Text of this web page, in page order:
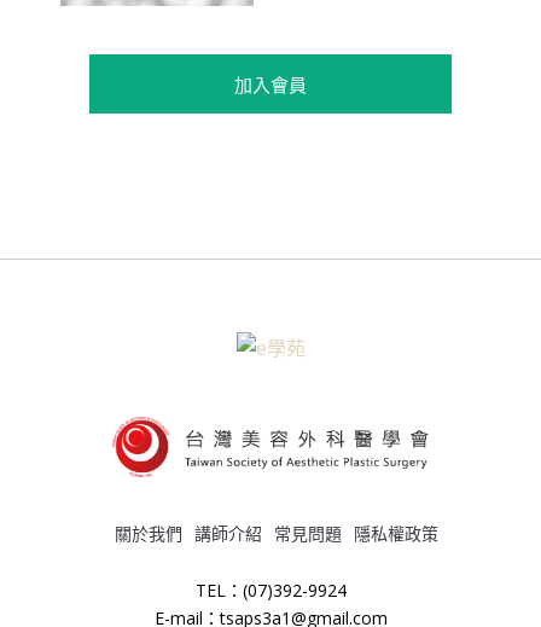
TEL：(07)392-9924
E-mail：tsaps3a1@gmail.com
關於我們 講師介紹 常見問題 隱私權政策